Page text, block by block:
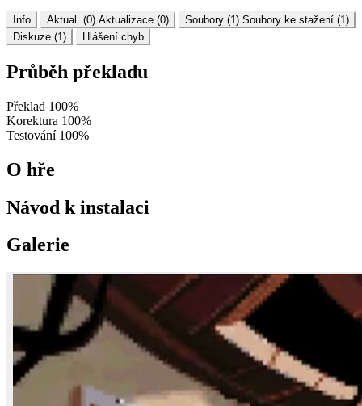
Info Aktual. (0) Aktualizace (0) Soubory (1) Soubory ke stažení (1)
Diskuze (1)
Hlášení chyb
Průběh překladu
Překlad 100%
Korektura 100%
Testování 100%
O hře
Návod k instalaci
Galerie